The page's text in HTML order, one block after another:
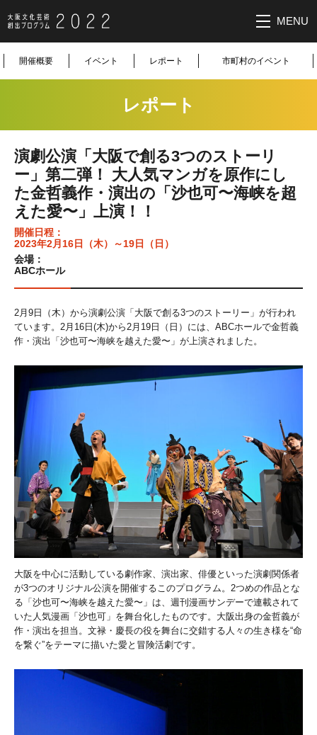
大阪文化芸
術創出プロ
MENU
開催概要 イベント レポート 市町村のイベント
レポート
演劇公演「大阪で創る3つのストーリ
ー」第二弾！ 大人気マンガを原作にし
た金哲義作・演出の「沙也可〜海峡を超
えた愛〜」上演！！
開催日程：
2023年2月16日（木）～19日（日）
会場：
ABCホール
2月9日（木）から演劇公演「大阪で創る3つのストーリー」が行われ
ています。2月16日(木)から2月19日（日）には、ABCホールで金哲義
作・演出「沙也可〜海峡を越えた愛〜」が上演されました。
大阪を中心に活動している劇作家、演出家、俳優といった演劇関係者
が3つのオリジナル公演を開催するこのプログラム。2つめの作品とな
る「沙也可〜海峡を越えた愛〜」は、週刊漫画サンデーで連載されて
いた人気漫画「沙也可」を舞台化したものです。大阪出身の金哲義が
作・演出を担当。文禄・慶長の役を舞台に交錯する人々の生き様を“命
を繋ぐ”をテーマに描いた愛と冒険活劇です。